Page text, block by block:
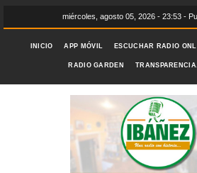
miércoles, agosto 05, 2026 - 23:53 -
INICIO APP MÓVIL ESCUCHAR RADIO
RADIO GARDEN TRANSPARENCIA.